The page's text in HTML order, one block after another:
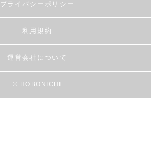
プライバシーポリシー
利用規約
運営会社について
© HOBONICHI